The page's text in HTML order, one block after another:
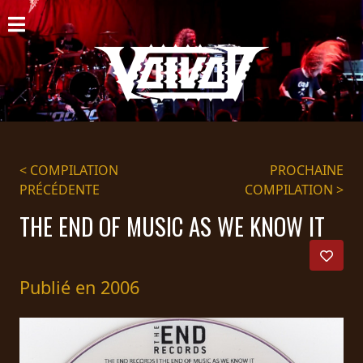
ACCUEIL
NOUVELLES
CONCERTS
DISCOGRAPHIE
GALERIE
BIO
DIFFUSION
< COMPILATION
PRÉCÉDENTE
PROCHAINE
COMPILATION >
THE END OF MUSIC AS WE KNOW IT
Publié en 2006